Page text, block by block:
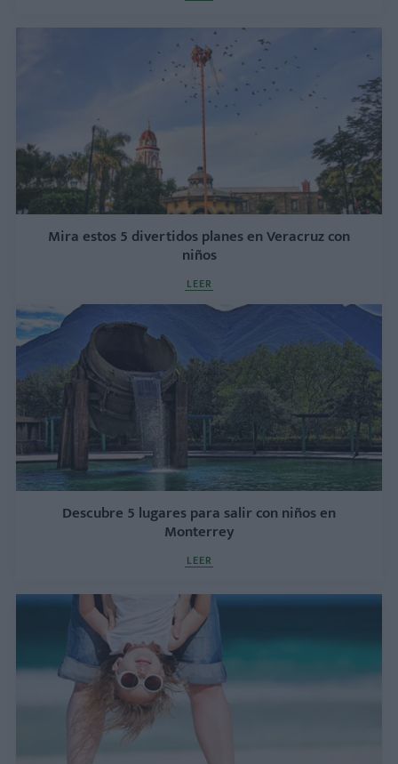
Mira estos 5 divertidos planes en Veracruz con
niños
LEER
Descubre 5 lugares para salir con niños en
Monterrey
LEER